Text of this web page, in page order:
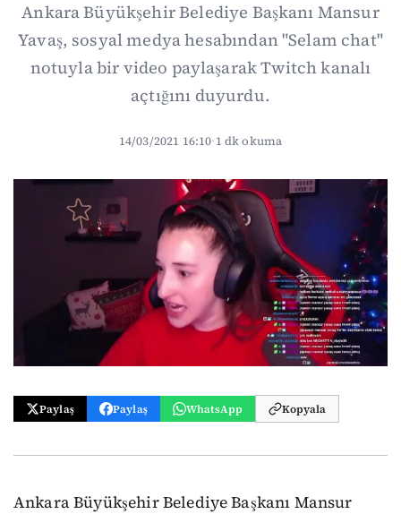
Ankara Büyükşehir Belediye Başkanı Mansur
Yavaş, sosyal medya hesabından "Selam chat"
notuyla bir video paylaşarak Twitch kanalı
açtığını duyurdu.
14/03/2021 16:10·1 dk okuma
Paylaş Paylaş WhatsApp Kopyala
Ankara Büyükşehir Belediye Başkanı Mansur